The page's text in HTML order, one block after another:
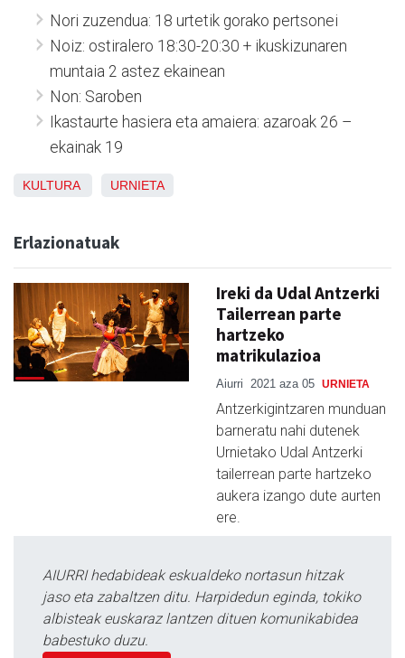
Nori zuzendua: 18 urtetik gorako pertsonei
Noiz: ostiralero 18:30-20:30 + ikuskizunaren
muntaia 2 astez ekainean
Non: Saroben
Ikastaurte hasiera eta amaiera: azaroak 26 –
ekainak 19
KULTURA URNIETA
Erlazionatuak
Ireki da Udal Antzerki
Tailerrean parte
hartzeko
matrikulazioa
Aiurri 2021 aza 05 URNIETA
Antzerkigintzaren munduan
barneratu nahi dutenek
Urnietako Udal Antzerki
tailerrean parte hartzeko
aukera izango dute aurten
ere.
AIURRI hedabideak eskualdeko nortasun hitzak
jaso eta zabaltzen ditu. Harpidedun eginda, tokiko
albisteak euskaraz lantzen dituen komunikabidea
babestuko duzu.